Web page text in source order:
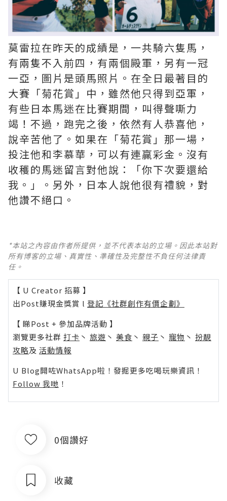
莫雷拉在昨天的成績是，一共騎六隻馬，
有兩隻不入前四，有兩個殿軍，另有一冠
一亞，圖片是頭馬照片。在全日最著目的
大賽「菊花賞」中，雖然他只得到亞軍，
有些日本馬迷在比賽期間，叫得聲嘶力
竭！不過，跑完之後，依然有人恭喜他，
說辛苦他了。如果在「菊花賞」那一場，
投注他和李慕華，可以有連贏彩金。沒有
收穫的馬迷留言對他說：「你下次要還給
我。」。另外，日本人說他很有禮貌，對
他讚不絕口。
*本站之內容由作者所提供，並不代表本站的立場。因此本站對
所有博客的立場、真實性、準確性及完整性不負任何法律責
任。
【 U Creator 招募 】
出Post賺現金獎賞 l 登記《社群創作有價企劃》
【 睇Post + 參加品牌活動 】
瀏覽更多社群 打卡 丶 旅遊 丶 美食 丶 親子 丶 寵物 丶 扮靚
攻略及 活動情報
U Blog開咗WhatsApp啦！發掘更多吃喝玩樂資訊！
Follow 我哋 ！
0個讚好
收藏